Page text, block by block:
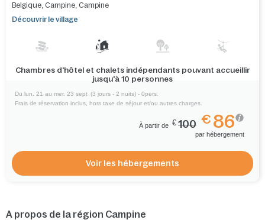
Belgique, Campine, Campine
Découvrir le village
Chambres d'hôtel et chalets indépendants pouvant accueillir
jusqu'à 10 personnes
Du lun. 21 au mer. 23 sept (3 jours - 2 nuits) - 0pers.
Frais de réservation inclus, hors taxe de séjour et/ou autres charges.
À partir de € 100 € 86
par hébergement
Voir les hébergements
A propos de la région Campine